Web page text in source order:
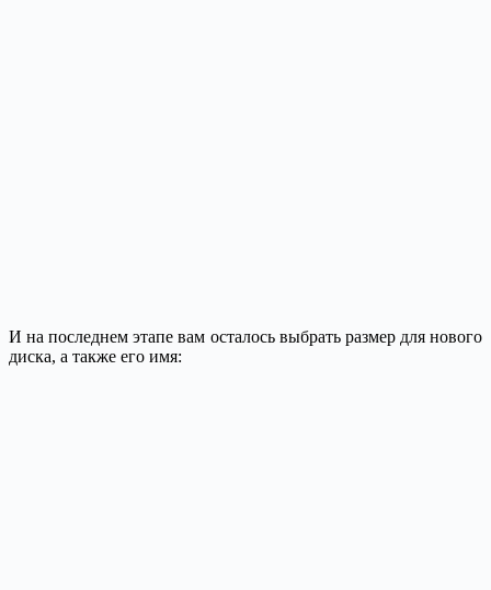
И на последнем этапе вам осталось выбрать размер для нового
диска, а также его имя: